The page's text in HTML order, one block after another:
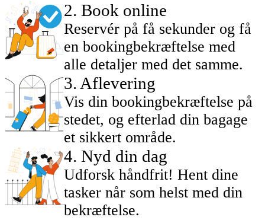
2. Book online
Reservér på få sekunder og få
en bookingbekræftelse med
alle detaljer med det samme.
3. Aflevering
Vis din bookingbekræftelse på
stedet, og efterlad din bagage
et sikkert område.
4. Nyd din dag
Udforsk håndfrit! Hent dine
tasker når som helst med din
bekræftelse.